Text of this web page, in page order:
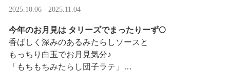
2025.10.06 - 2025.11.04
今年のお月見は タリーズでまったりーず🌕
香ばしく深みのあるみたらしソースと
もっちり白玉でお月見気分♪
「もちもちみたらし団子ラテ」